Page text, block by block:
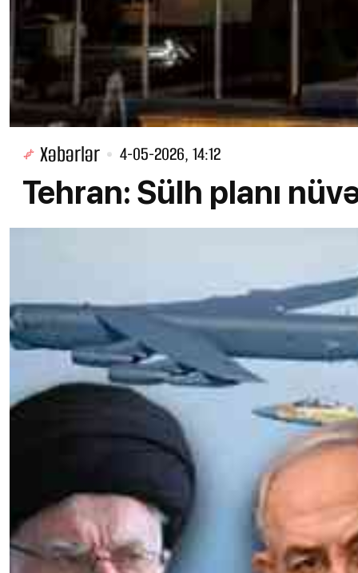
Xəbərlər 4-05-2026, 14:12
Tehran: Sülh planı